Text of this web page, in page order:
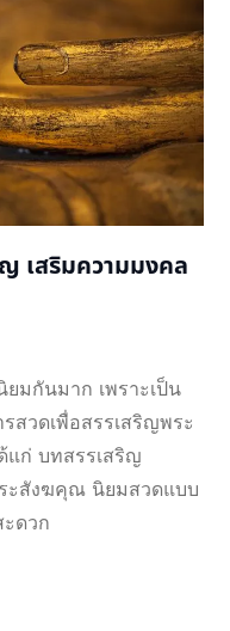
เสริมความมงคล
มกันมาก เพราะเป็น
สวดเพื่อสรรเสริญพระ
แก่ บทสรรเสริญ
สังฆคุณ นิยมสวดแบบ
ดวก